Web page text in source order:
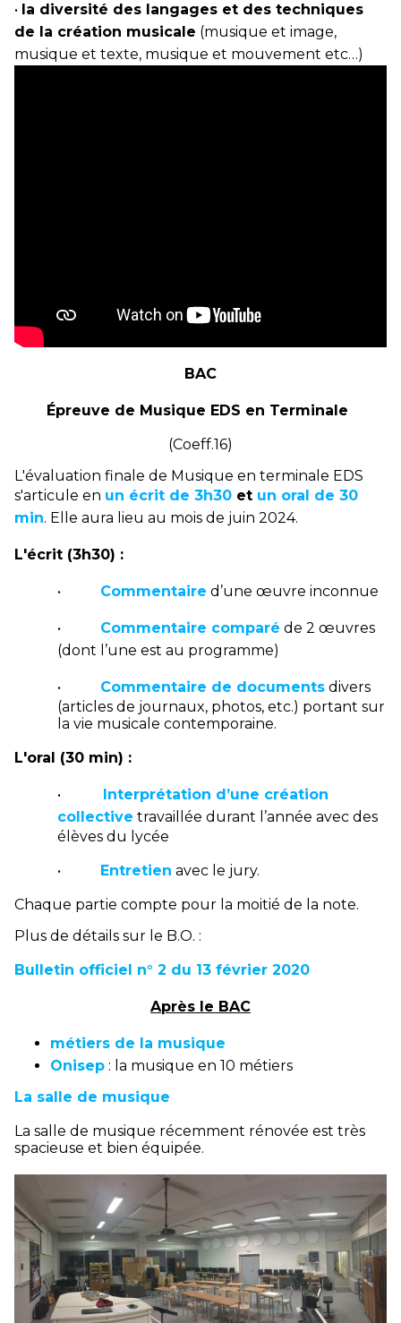
• la diversité des langages et des techniques
de la création musicale (musique et image,
musique et texte, musique et mouvement etc…)
BAC
Épreuve de Musique EDS en Terminale
(Coeff.16)
L'évaluation finale de Musique en terminale EDS
s'articule en un écrit de 3h30 et un oral de 30
min. Elle aura lieu au mois de juin 2024.
L'écrit (3h30) :
• Commentaire d ’une œuvre inconnue
• Commentaire comparé de 2 œuvres
(dont l ’une est au programme)
• Commentaire de documents divers
(articles de journaux, photos, etc.) portant sur
la vie musicale contemporaine.
L'oral (30 min) :
• Interprétation d ’une création
collective travaillée durant l ’année avec des
élèves du lycée
•
Entretien avec le jury.
Chaque partie compte pour la moitié de la note.
Plus de détails sur le B.O. :
Bulletin officiel n° 2 du 13 février 2020
Après le BAC
métiers de la musique
Onisep : la musique en 10 métiers
La salle de musique
La salle de musique récemment rénovée est très
spacieuse et bien équipée.